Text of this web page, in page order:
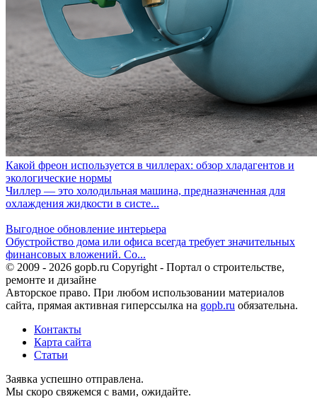
Какой фреон используется в чиллерах: обзор хладагентов и
экологические нормы
Чиллер — это холодильная машина, предназначенная для
охлаждения жидкости в систе...
Выгодное обновление интерьера
Обустройство дома или офиса всегда требует значительных
финансовых вложений. Со...
© 2009 - 2026 gopb.ru Copyright - Портал о строительстве,
ремонте и дизайне
Авторское право. При любом использовании материалов
сайта, прямая активная гиперссылка на gopb.ru обязательна.
Контакты
Карта сайта
Статьи
Заявка успешно отправлена.
Мы скоро свяжемся с вами, ожидайте.